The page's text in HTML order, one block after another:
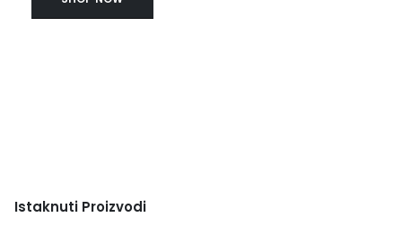
Istaknuti Proizvodi